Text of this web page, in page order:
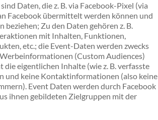
Daten, die z. B. via Facebook-Pixel (via
Facebook übermittelt werden können und
beziehen; Zu den Daten gehören z. B.
mit Inhalten, Funktionen,
etc.; die Event-Daten werden zwecks
(Custom Audiences)
eigentlichen Inhalte (wie z. B. verfasste
und keine Kontaktinformationen (also keine
Event Daten werden durch Facebook
ihnen gebildeten Zielgruppen mit der